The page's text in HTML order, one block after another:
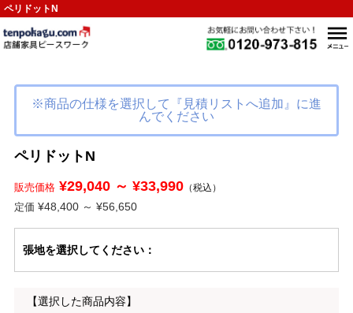
ペリドットN
※商品の仕様を選択して『見積リストへ追加』に進
んでください
ペリドットN
販売価格¥29,040 ～ ¥33,990（税込）
定価 ¥48,400 ～ ¥56,650
張地を選択してください：
【選択した商品内容】